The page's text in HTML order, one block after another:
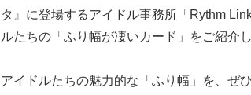
タ』に登場するアイドル事務所「Rythm
ルたちの「ふり幅が凄いカード」をご紹介し
アイドルたちの魅力的な「ふり幅」を、ぜ